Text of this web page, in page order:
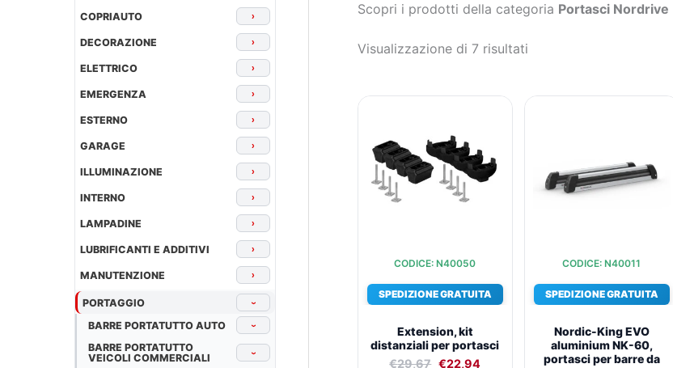
COPRIAUTO ›
DECORAZIONE ›
ELETTRICO ›
EMERGENZA ›
ESTERNO ›
GARAGE ›
ILLUMINAZIONE ›
INTERNO ›
LAMPADINE ›
LUBRIFICANTI E ADDITIVI ›
MANUTENZIONE ›
PORTAGGIO ›
BARRE PORTATUTTO AUTO ›
BARRE PORTATUTTO
VEICOLI COMMERCIALI
›
Scopri i prodotti della categoria Portasci Nordrive
Visualizzazione di 7 risultati
CODICE: N40050
SPEDIZIONE GRATUITA
Extension, kit
distanziali per portasci
€29,67
era:
€29,67.
€22,94
€22,94.
CODICE: N40011
SPEDIZIONE GRATUITA
Nordic-King EVO
aluminium NK-60,
portasci per barre da
€127,49.